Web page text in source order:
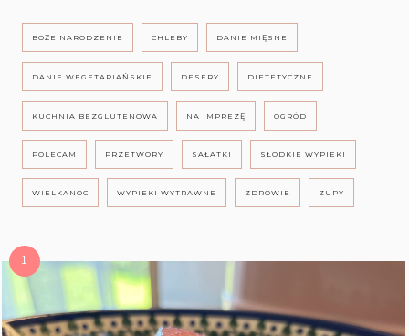
BOŻE NARODZENIE CHLEBY DANIE MIĘSNE
DANIE WEGETARIAŃSKIE DESERY DIETETYCZNE
KUCHNIA BEZGLUTENOWA NA IMPREZĘ OGRÓD
POLECAM PRZETWORY SAŁATKI SŁODKIE WYPIEKI
WIELKANOC WYPIEKI WYTRAWNE ZDROWIE ZUPY